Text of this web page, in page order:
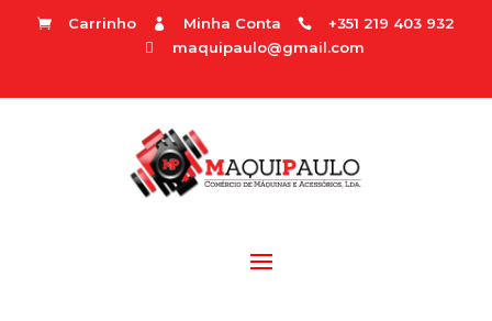
 Carrinho  Minha Conta  +351 219 403 932
 maquipaulo@gmail.com